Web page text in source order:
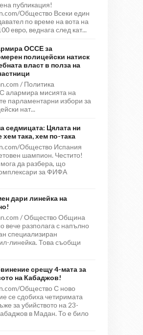
публикация!
Общество Всеки един
по време на вота на
евро, веднага след кат...
ОССЕ за
полицейски натиск
власт в полза на
/ Политика
алармира мисията на
парламентарни избори за
нат...
седмицата: Цялата ни
хем така, хем по-така
Общество Испания
шампион. Честито!
да разбера, що
за ФИФА
дари линейка на
/ Общество Община
вече разполага с напълно
специализиран
линейка. Това съобщи
срещу 4-мата за
на Кабаджов!
Общество С ново
се сдобиха четиримата
за убийството на 23-
в Мадан. То е било